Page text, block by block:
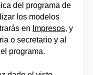
del programa de
los modelos
en Impresos, y
o secretario y al
programa.